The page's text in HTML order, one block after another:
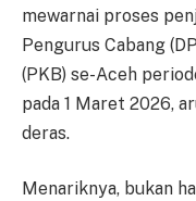
mewarnai proses
Pengurus Cabang
(PKB) se-Aceh
pada 1 Maret 2026,
deras.
Menariknya, bukan